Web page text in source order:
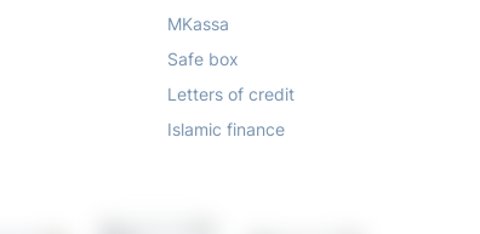
MKassa
Safe box
Letters of credit
Islamic finance